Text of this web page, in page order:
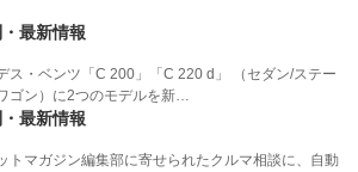
最新情報
ス・ベンツ「C 200」「C 220 d」 （セダン/ステー
ゴン）に2つのモデルを新…
最新情報
トマガジン編集部に寄せられたクルマ相談に、自動